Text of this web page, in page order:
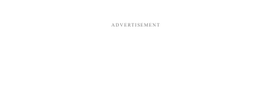
ADVERTISEMENT